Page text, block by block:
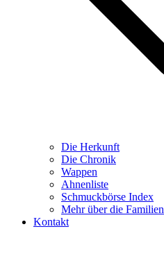
Die Herkunft
Die Chronik
Wappen
Ahnenliste
Schmuckbörse Index
Mehr über die Familien
Kontakt